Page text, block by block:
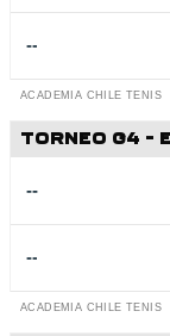
--
ACADEMIA CHILE TENIS
TORNEO G4 -
--
--
ACADEMIA CHILE TENIS